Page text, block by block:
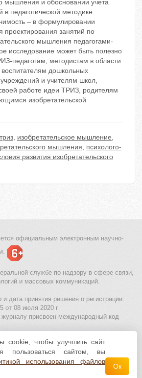
мышления и обосновании учета
в педагогической методике.
– в формулировании
проектирования занятий по
мышления педагогами-
исследование может быть полезно
педагогам, методистам в области
дошкольных
и учителям школ,
работе идеи ТРИЗ, родителям
изобретательской
триз, изобретательское мышление,
мышления, психолого-
развития изобретательского
официальным электронным научно-
службе по надзору в сфере связи,
и массовых коммуникаций.
и дата принятия решения о регистрации:
от 08 июля 2020 г
журналу присвоен международный код
и онлайн конкурсы для детей
файлов cookie| Политика обработки и
cookie, чтобы улучшить сайт
пользоваться сайтом, вы
использования файлов
Ок